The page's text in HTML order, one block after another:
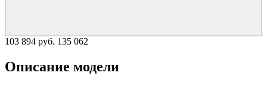
103 894 руб. 135 062
Описание модели